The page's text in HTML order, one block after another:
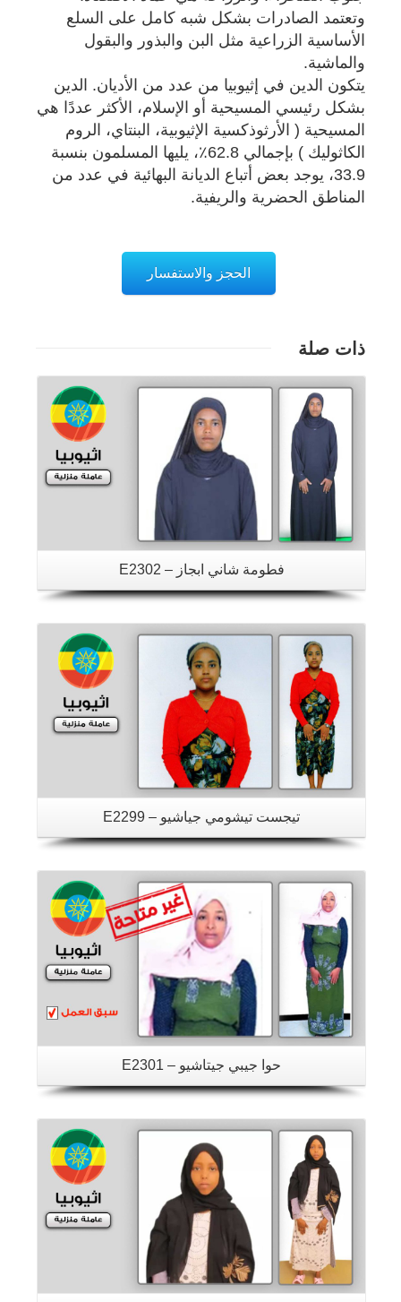
وتعتمد الصادرات بشكل شبه كامل على السلع
الأساسية الزراعية مثل البن والبذور والبقول
والماشية.
يتكون الدين في إثيوبيا من عدد من الأديان. الدين
بشكل رئيسي المسيحية أو الإسلام، الأكثر عددًا هي
المسيحية ( الأرثوذكسية الإثيوبية، البنتاي، الروم
الكاثوليك ) بإجمالي 62.8٪، يليها المسلمون بنسبة
33.9، يوجد بعض أتباع الديانة البهائية في عدد من
المناطق الحضرية والريفية.
الحجز والاستفسار
ذات صلة
فطومة شاني ابجاز – E2302
تيجست تيشومي جياشيو – E2299
حوا جيبي جيتاشيو – E2301